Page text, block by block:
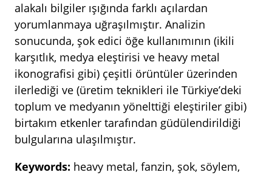
alakalı bilgiler ışığında farklı açılardan
yorumlanmaya uğraşılmıştır. Analizin
sonucunda, şok edici öğe kullanımının (ikili
karşıtlık, medya eleştirisi ve heavy metal
ikonografisi gibi) çeşitli örüntüler üzerinden
ilerlediği ve (üretim teknikleri ile Türkiye’deki
toplum ve medyanın yönelttiği eleştiriler gibi)
birtakım etkenler tarafından güdülendirildiği
bulgularına ulaşılmıştır.
Keywords: heavy metal, fanzin, şok, söylem,